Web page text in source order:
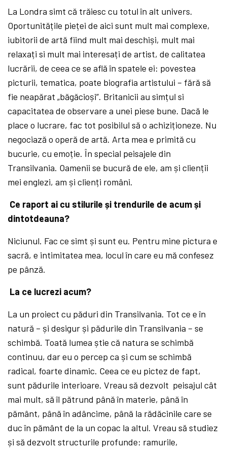
La Londra simt că trăiesc cu totul în alt univers.
Oportunitățile pieței de aici sunt mult mai complexe,
iubitorii de artă fiind mult mai deschiși, mult mai
relaxați si mult mai interesați de artist, de calitatea
lucrării, de ceea ce se află în spatele ei: povestea
picturii, tematica, poate biografia artistului – fără să
fie neapărat „băgăcioși”. Britanicii au simțul si
capacitatea de observare a unei piese bune. Dacă le
place o lucrare, fac tot posibilul să o achiziționeze. Nu
negociază o operă de artă. Arta mea e primită cu
bucurie, cu emoție. În special peisajele din
Transilvania. Oamenii se bucură de ele, am și clienții
mei englezi, am și clienți români.
Ce raport ai cu stilurile și trendurile de acum și
dintotdeauna?
Niciunul. Fac ce simt și sunt eu. Pentru mine pictura e
sacră, e intimitatea mea, locul în care eu mă confesez
pe pânză.
La ce lucrezi acum?
La un proiect cu păduri din Transilvania. Tot ce e în
natură – și desigur și pădurile din Transilvania – se
schimbă. Toată lumea știe că natura se schimbă
continuu, dar eu o percep ca și cum se schimbă
radical, foarte dinamic. Ceea ce eu pictez de fapt,
sunt pădurile interioare. Vreau să dezvolt peisajul cât
mai mult, să îl pătrund până în materie, până în
pământ, până în adâncime, până la rădăcinile care se
duc în pământ de la un copac la altul. Vreau să studiez
și să dezvolt structurile profunde: ramurile,